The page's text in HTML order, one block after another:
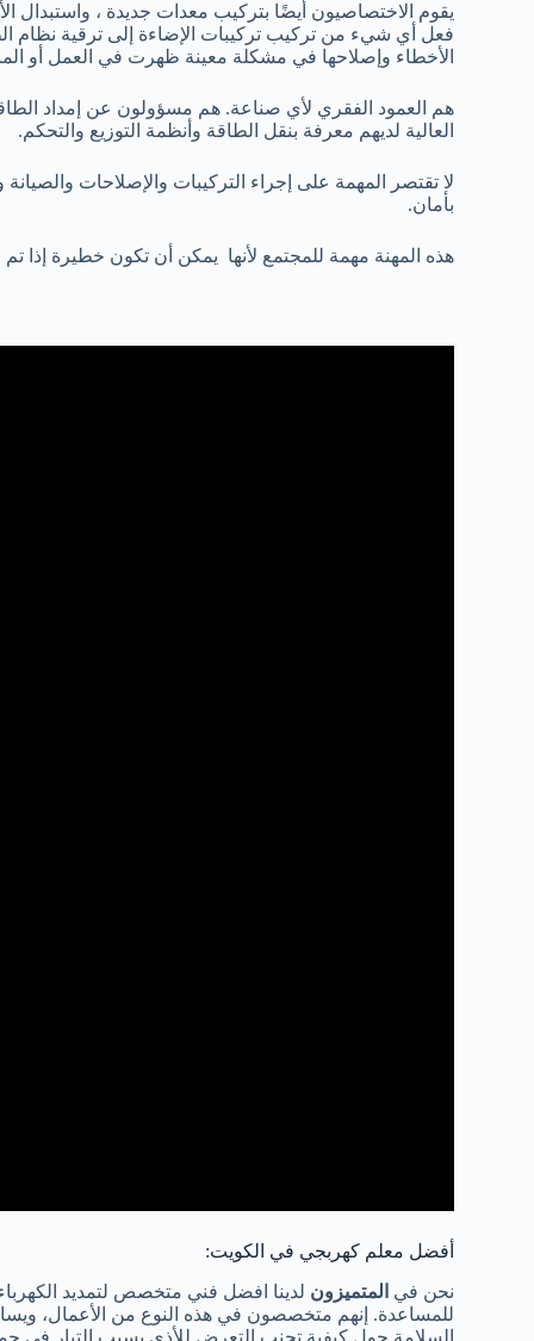
يقوم الاختصاصيون أيضًا بتركيب معدات جديدة ، واستبدال
فعل أي شيء من تركيب تركيبات الإضاءة إلى ترقية نظام
الأخطاء وإصلاحها في مشكلة معينة ظهرت في العمل أو
هم العمود الفقري لأي صناعة. هم مسؤولون عن إمداد الطاقة
العالية لديهم معرفة بنقل الطاقة وأنظمة التوزيع والتحكم.
لا تقتصر المهمة على إجراء التركيبات والإصلاحات
بأمان.
هذه المهنة مهمة للمجتمع لأنها يمكن أن تكون خطيرة إذا
أفضل معلم كهربجي في الكويت:
نحن في المتميزون لدينا افضل فني متخصص لتمديد
للمساعدة. إنهم متخصصون في هذه النوع من الأعمال،